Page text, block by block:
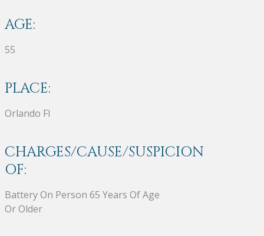
AGE:
55
PLACE:
Orlando Fl
CHARGES/CAUSE/SUSPICION
OF:
Battery On Person 65 Years Of Age
Or Older